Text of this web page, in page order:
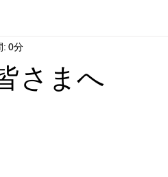
さまへ
: 0分